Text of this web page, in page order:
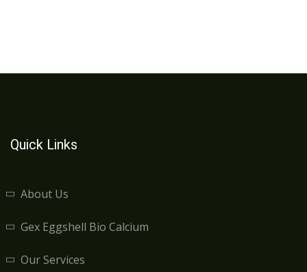
Quick Links
About Us
Gex Eggshell Bio Calcium
Our Services